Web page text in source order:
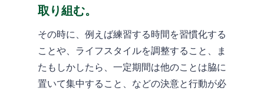
取り組む。
その時に、例えば練習する時間を習慣化する
ことや、ライフスタイルを調整すること、ま
たもしかしたら、一定期間は他のことは脇に
置いて集中すること、などの決意と行動が必